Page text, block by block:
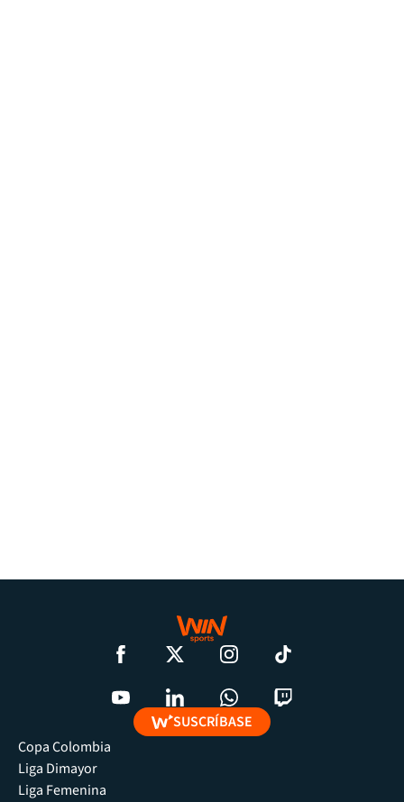
SUSCRÍBASE
Copa Colombia
Liga Dimayor
Liga Femenina